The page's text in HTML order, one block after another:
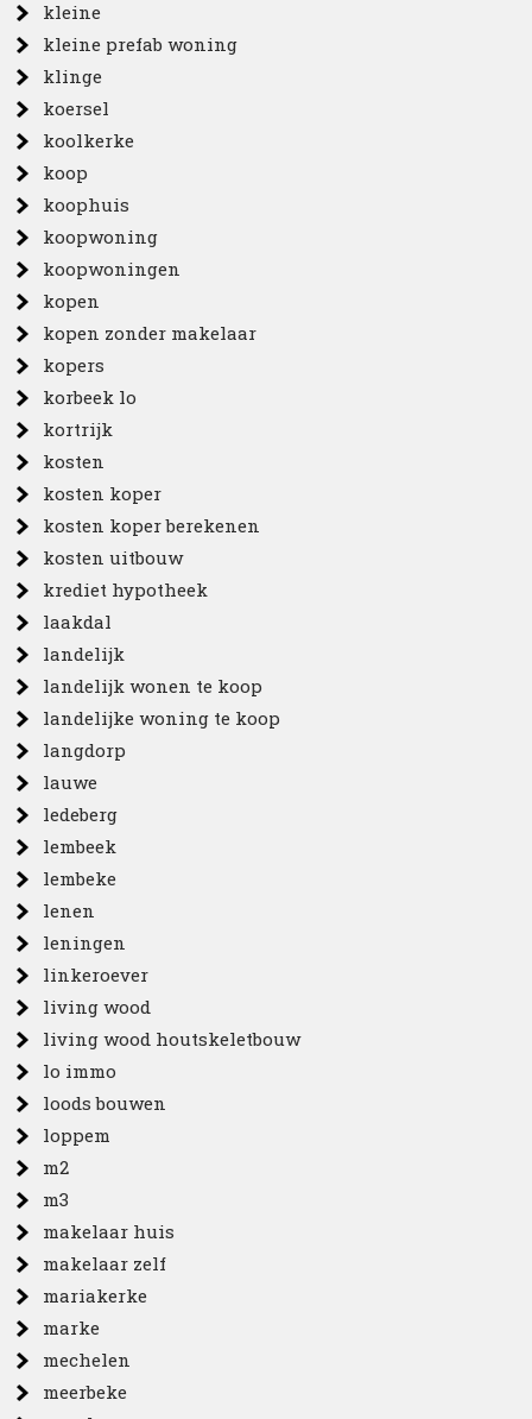
kleine
kleine prefab woning
klinge
koersel
koolkerke
koop
koophuis
koopwoning
koopwoningen
kopen
kopen zonder makelaar
kopers
korbeek lo
kortrijk
kosten
kosten koper
kosten koper berekenen
kosten uitbouw
krediet hypotheek
laakdal
landelijk
landelijk wonen te koop
landelijke woning te koop
langdorp
lauwe
ledeberg
lembeek
lembeke
lenen
leningen
linkeroever
living wood
living wood houtskeletbouw
lo immo
loods bouwen
loppem
m2
m3
makelaar huis
makelaar zelf
mariakerke
marke
mechelen
meerbeke